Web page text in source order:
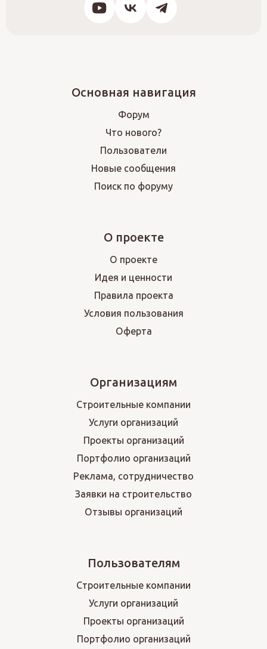
Основная навигация
Форум
Что нового?
Пользователи
Новые сообщения
Поиск по форуму
О проекте
О проекте
Идея и ценности
Правила проекта
Условия пользования
Оферта
Организациям
Строительные компании
Услуги организаций
Проекты организаций
Портфолио организаций
Реклама, сотрудничество
Заявки на строительство
Отзывы организаций
Пользователям
Строительные компании
Услуги организаций
Проекты организаций
Портфолио организаций